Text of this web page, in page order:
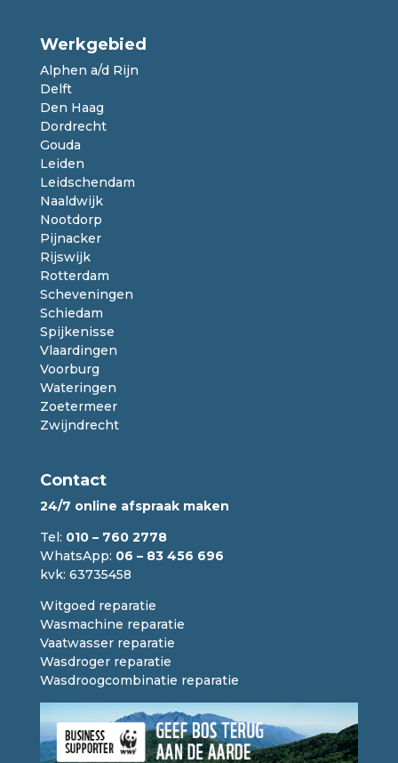
Werkgebied
Alphen a/d Rijn
Delft
Den Haag
Dordrecht
Gouda
Leiden
Leidschendam
Naaldwijk
Nootdorp
Pijnacker
Rijswijk
Rotterdam
Scheveningen
Schiedam
Spijkenisse
Vlaardingen
Voorburg
Wateringen
Zoetermeer
Zwijndrecht
Contact
24/7 online afspraak maken
Tel: 010 – 760 2778
WhatsApp: 06 – 83 456 696
kvk: 63735458
Witgoed reparatie
Wasmachine reparatie
Vaatwasser reparatie
Wasdroger reparatie
Wasdroogcombinatie reparatie